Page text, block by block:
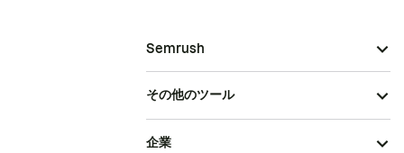
Semrush
その他のツール
企業